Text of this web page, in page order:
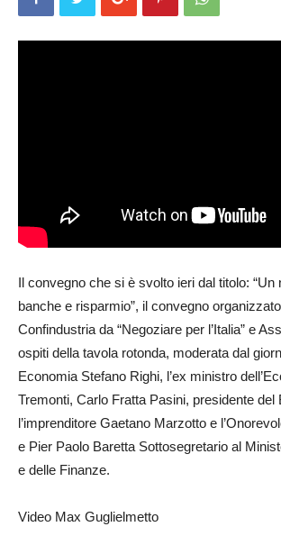
Il convegno che si è svolto ieri dal titolo: “Un
banche e risparmio”, il convegno
Confindustria da “Negoziare per l’Italia” e
ospiti della tavola rotonda, moderata dal
Economia Stefano Righi, l’ex ministro
Tremonti, Carlo Fratta Pasini, presidente del
l’imprenditore Gaetano Marzotto e
e Pier Paolo Baretta Sottosegretario al
e delle Finanze.
Video Max Guglielmetto